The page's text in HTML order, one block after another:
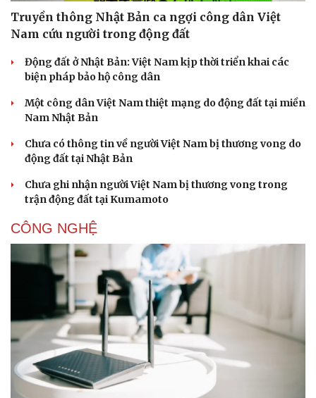
Truyền thông Nhật Bản ca ngợi công dân Việt
Nam cứu người trong động đất
Động đất ở Nhật Bản: Việt Nam kịp thời triển khai các
biện pháp bảo hộ công dân
Một công dân Việt Nam thiệt mạng do động đất tại miền
Nam Nhật Bản
Chưa có thông tin về người Việt Nam bị thương vong do
động đất tại Nhật Bản
Chưa ghi nhận người Việt Nam bị thương vong trong
trận động đất tại Kumamoto
CÔNG NGHỆ